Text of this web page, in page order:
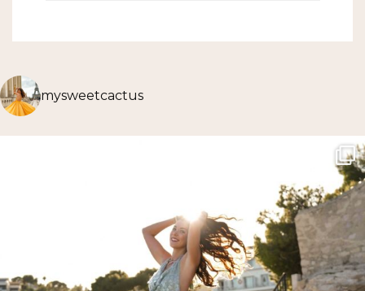
mysweetcactus